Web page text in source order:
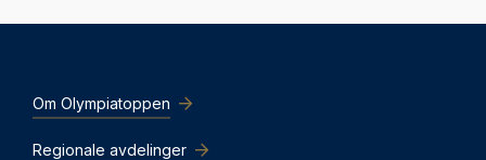
Om Olympiatoppen
Regionale avdelinger